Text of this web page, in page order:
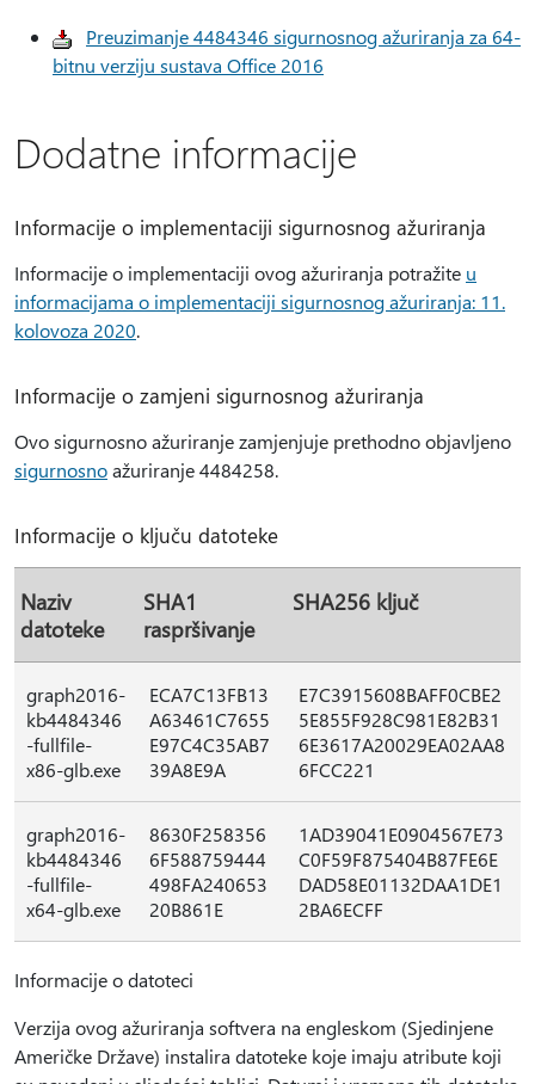
Preuzimanje 4484346 sigurnosnog ažuriranja za 64-
bitnu verziju sustava Office 2016
Dodatne informacije
Informacije o implementaciji sigurnosnog ažuriranja
Informacije o implementaciji ovog ažuriranja potražite u
informacijama o implementaciji sigurnosnog ažuriranja: 11.
kolovoza 2020.
Informacije o zamjeni sigurnosnog ažuriranja
Ovo sigurnosno ažuriranje zamjenjuje prethodno objavljeno
sigurnosnoažuriranje 4484258.
Informacije o ključu datoteke
Naziv
datoteke
SHA1
raspršivanje
SHA256 ključ
graph2016-
kb4484346
-fullfile-
x86-glb.exe
ECA7C13FB13
A63461C7655
E97C4C35AB7
39A8E9A
E7C3915608BAFF0CBE2
5E855F928C981E82B31
6E3617A20029EA02AA8
6FCC221
graph2016-
kb4484346
-fullfile-
x64-glb.exe
8630F258356
6F588759444
498FA240653
20B861E
1AD39041E0904567E73
C0F59F875404B87FE6E
DAD58E01132DAA1DE1
2BA6ECFF
Informacije o datoteci
Verzija ovog ažuriranja softvera na engleskom (Sjedinjene
Američke Države) instalira datoteke koje imaju atribute koji